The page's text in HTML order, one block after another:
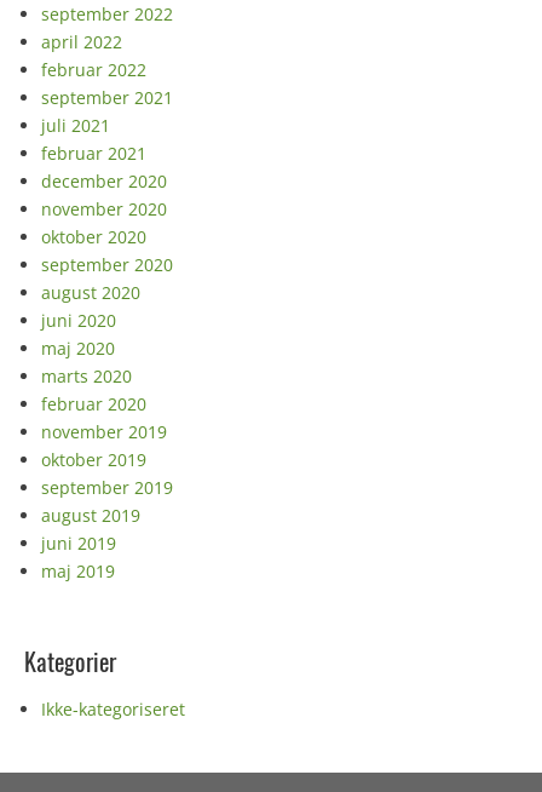
september 2022
april 2022
februar 2022
september 2021
juli 2021
februar 2021
december 2020
november 2020
oktober 2020
september 2020
august 2020
juni 2020
maj 2020
marts 2020
februar 2020
november 2019
oktober 2019
september 2019
august 2019
juni 2019
maj 2019
Kategorier
Ikke-kategoriseret